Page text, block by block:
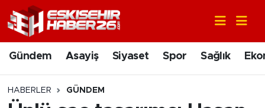
Gündem Asayiş Siyaset Spor Sağlık
HABERLER GÜNDEM
Gündem
Asayiş
Siyaset
Nöbetçi Eczaneler
Hava Durumu
Trafik Durumu